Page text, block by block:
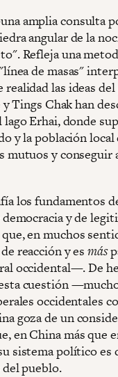
amplia consulta
angular de la
Refleja una
de masas"
las ideas
Tings Chak han
lago Erhai, donde
y la población
mutuos y
los fundamentos
democracia y de
en muchos
reacción y esmás
occidental—. De
cuestión
occidentales
goza de un
en China más que
sistema político
pueblo.